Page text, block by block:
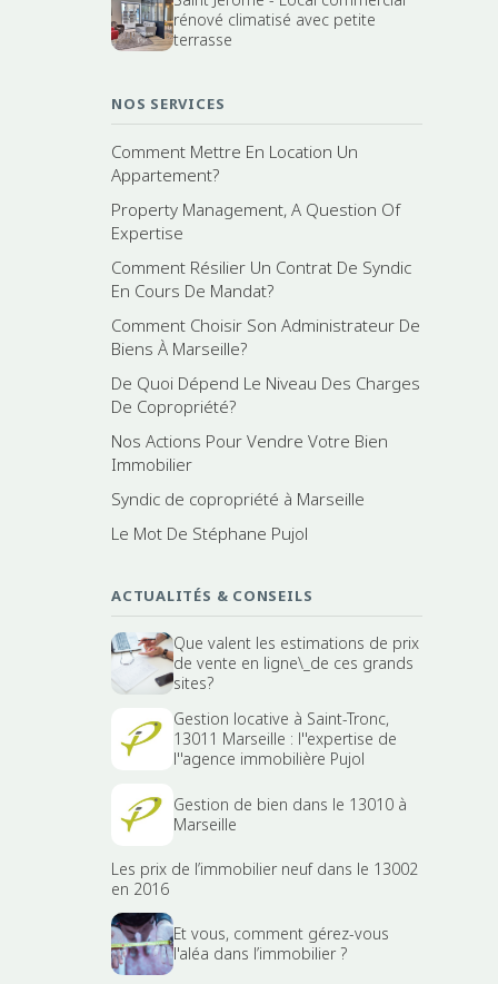
rénové climatisé avec petite
terrasse
NOS SERVICES
Comment Mettre En Location Un
Appartement?
Property Management, A Question Of
Expertise
Comment Résilier Un Contrat De Syndic
En Cours De Mandat?
Comment Choisir Son Administrateur De
Biens À Marseille?
De Quoi Dépend Le Niveau Des Charges
De Copropriété?
Nos Actions Pour Vendre Votre Bien
Immobilier
Syndic de copropriété à Marseille
Le Mot De Stéphane Pujol
ACTUALITÉS & CONSEILS
Que valent les estimations de prix
de vente en ligne\_de ces grands
sites?
Gestion locative à Saint-Tronc,
13011 Marseille : l''expertise de
l''agence immobilière Pujol
Gestion de bien dans le 13010 à
Marseille
Les prix de l’immobilier neuf dans le 13002
en 2016
Et vous, comment gérez-vous
l'aléa dans l’immobilier ?